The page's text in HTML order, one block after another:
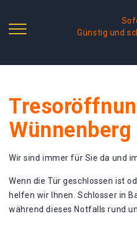
Günstig und
Wünnenberg
Wir sind immer für Sie da und
Wenn die Tür geschlossen ist
helfen wir Ihnen. Schlosser in
während dieses Notfalls rund